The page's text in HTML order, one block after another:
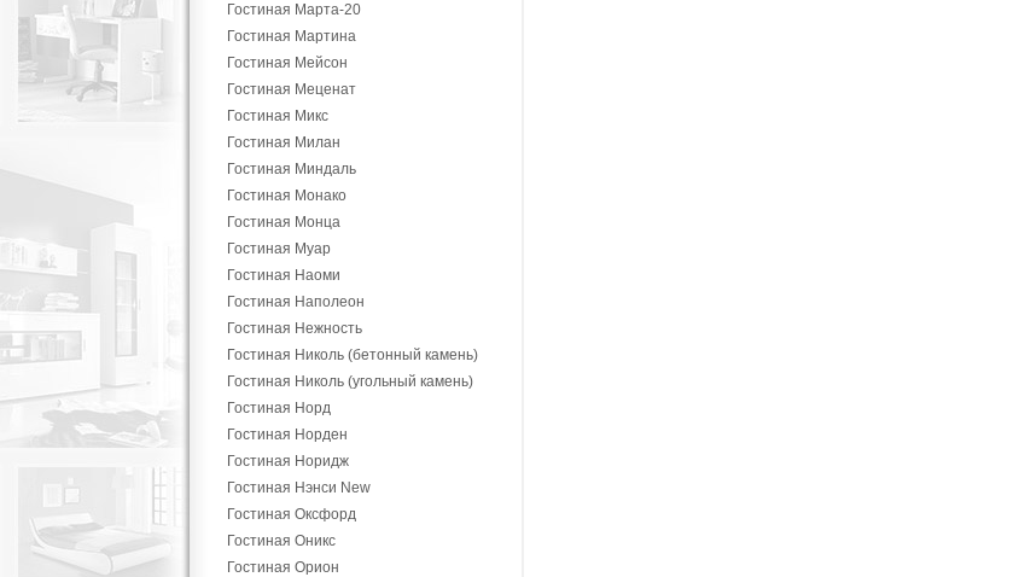
Гостиная Марта-20
Гостиная Мартина
Гостиная Мейсон
Гостиная Меценат
Гостиная Микс
Гостиная Милан
Гостиная Миндаль
Гостиная Монако
Гостиная Монца
Гостиная Муар
Гостиная Наоми
Гостиная Наполеон
Гостиная Нежность
Гостиная Николь (бетонный камень)
Гостиная Николь (угольный камень)
Гостиная Норд
Гостиная Норден
Гостиная Норидж
Гостиная Нэнси New
Гостиная Оксфорд
Гостиная Оникс
Гостиная Орион